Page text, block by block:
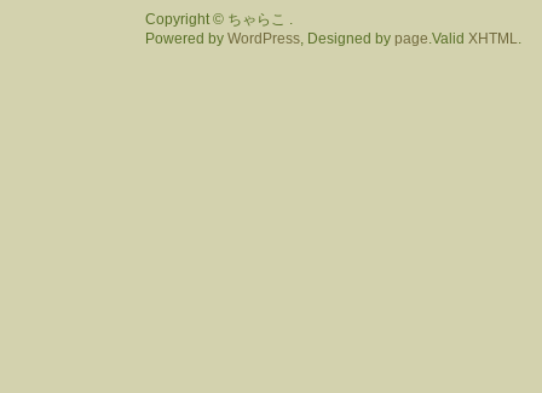
Copyright © ちゃらこ .
Powered by WordPress , Designed by page .Valid XHTML